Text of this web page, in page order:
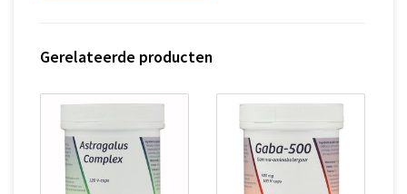
Gerelateerde producten